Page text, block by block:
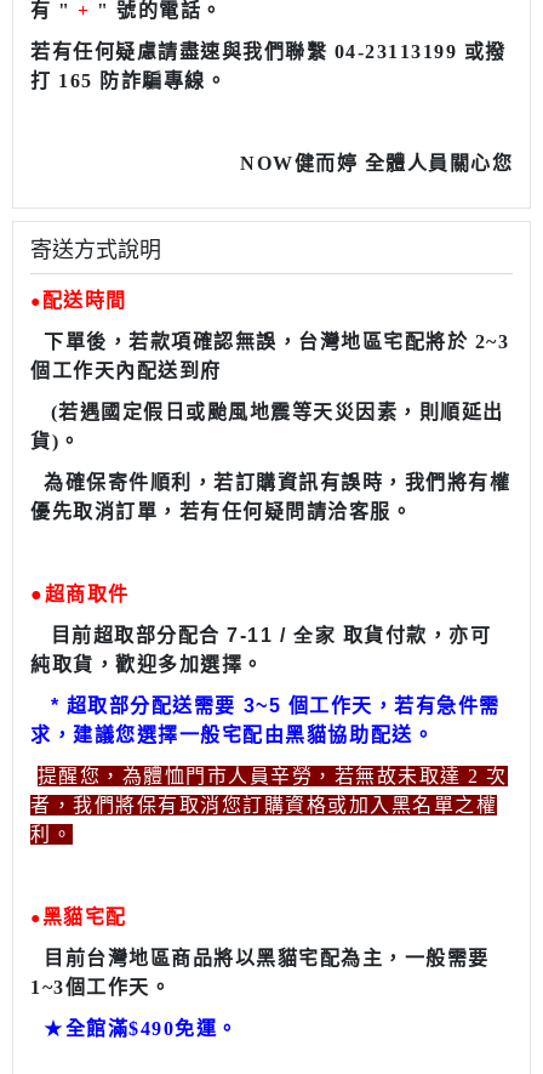
有 " + " 號的電話。
若有任何疑慮請盡速與我們聯繫 04-23113199 或撥
打 165 防詐騙專線。
NOW健而婷 全體人員關心您
寄送方式說明
● 配送時間
下單後，若款項確認無誤，台灣地區宅配將於 2~3
個工作天內配送到府
(若遇國定假日或颱風地震等天災因素，則順延出
貨)。
為確保寄件順利，若訂購資訊有誤時，我們將有權
優先取消訂單，若有任何疑問請洽客服。
●超商取件
目前超取部分配合 7-11 / 全家 取貨付款，亦可
純取貨，歡迎多加選擇。
* 超取部分配送需要 3~5 個工作天，若有急件需
求，建議您選擇一般宅配由黑貓協助配送。
提醒您，為體恤門市人員辛勞，若無故未取達 2 次
者，我們將保有取消您訂購資格或加入黑名單之權
利。
●黑貓宅配
目前台灣地區商品將以黑貓宅配為主，一般需要
1~3個工作天。
★全館滿$490免運。